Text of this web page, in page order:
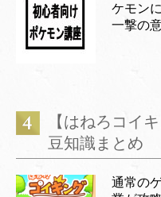
ケモン
一撃の
【はねろコイ
豆知識まとめ
通常の